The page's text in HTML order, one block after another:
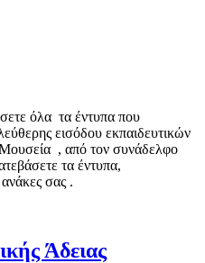
όλα τα έντυπα που
εισόδου εκπαιδευτικών
, από τον συνάδελφο
τα έντυπα,
σας .
Άδειας